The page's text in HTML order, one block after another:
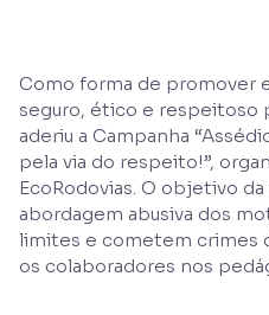
Como forma de promover
seguro, ético e respeitoso
aderiu a Campanha
pela via do respeito!”,
EcoRodovias. O objetivo
abordagem abusiva dos
limites e cometem crimes
os colaboradores nos